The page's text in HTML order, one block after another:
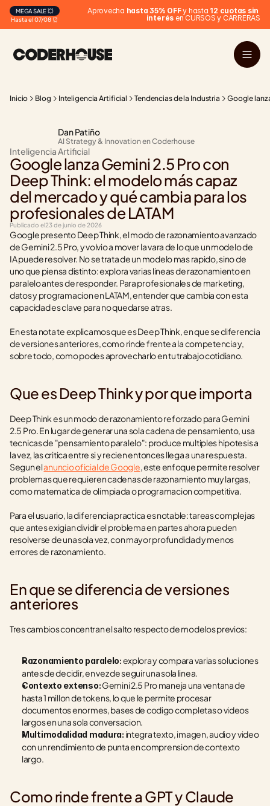
Hasta el 07/08 ⏰
MEGA SALE 💥 Aprovecha hasta 35% OFF y hasta 12 cuotas sin
interés en CURSOS y CARRERAS
Inicio Blog Inteligencia Artificial Tendencias de la Industria Google
Dan Patiño
AI Strategy & Innovation en Coderhouse
Inteligencia Artificial
Google lanza Gemini 2.5 Pro con
Deep Think: el modelo más capaz
del mercado y qué cambia para los
profesionales de LATAM
Publicado el23 de junio de 2026
Google presento Deep Think, el modo de razonamiento avanzado
de Gemini 2.5 Pro, y volvio a mover la vara de lo que un modelo de
IA puede resolver. No se trata de un modelo mas rapido, sino de
uno que piensa distinto: explora varias lineas de razonamiento en
paralelo antes de responder. Para profesionales de marketing,
datos y programacion en LATAM, entender que cambia con esta
capacidad es clave para no quedarse atras.
En esta nota te explicamos que es Deep Think, en que se diferencia
de versiones anteriores, como rinde frente a la competencia y,
sobre todo, como podes aprovecharlo en tu trabajo cotidiano.
Que es Deep Think y por que importa
Deep Think es un modo de razonamiento reforzado para Gemini
2.5 Pro. En lugar de generar una sola cadena de pensamiento, usa
tecnicas de "pensamiento paralelo": produce multiples hipotesis a
la vez, las critica entre si y recien entonces llega a una respuesta.
Segun el anuncio oficial de Google, este enfoque permite resolver
problemas que requieren cadenas de razonamiento muy largas,
como matematica de olimpiada o programacion competitiva.
Para el usuario, la diferencia practica es notable: tareas complejas
que antes exigian dividir el problema en partes ahora pueden
resolverse de una sola vez, con mayor profundidad y menos
errores de razonamiento.
En que se diferencia de versiones
anteriores
Tres cambios concentran el salto respecto de modelos previos:
Razonamiento paralelo: explora y compara varias soluciones
antes de decidir, en vez de seguir una sola linea.
Contexto extenso: Gemini 2.5 Pro maneja una ventana de
hasta 1 millon de tokens, lo que le permite procesar
documentos enormes, bases de codigo completas o videos
largos en una sola conversacion.
Multimodalidad madura: integra texto, imagen, audio y video
con un rendimiento de punta en comprension de contexto
largo.
Como rinde frente a GPT y Claude